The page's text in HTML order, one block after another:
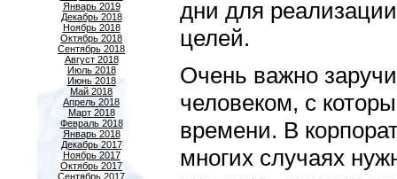
Январь 2019
Декабрь 2018
Ноябрь 2018
Октябрь 2018
Сентябрь 2018
Август 2018
Июль 2018
Июнь 2018
Май 2018
Апрель 2018
Март 2018
Февраль 2018
Январь 2018
Декабрь 2017
Ноябрь 2017
Октябрь 2017
Сентябрь 2017
дни для
целей.
Очень важно
человеком, с
времени. В
многих случаях